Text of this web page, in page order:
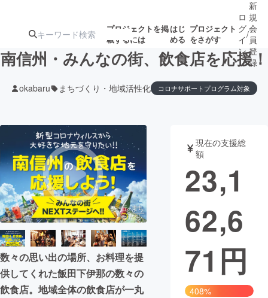
プロジェクトを掲
載するには
はじ
める
プロジェクト
をさがす
アート・写真
テクノロジー・ガジェット ゲーム・サ
映像・映画 書籍・雑誌
ビジネス・起業 チャレンジ
まちづくり・地域活性化
ロ
グ
イ
ン
/
新
規
会
員
登
録
南信州・みんなの街、飲食店を応援！
okabaru まちづくり・地域活性化 コロナサポートプログラム対象
数々の思い出の場所、お料理を提
供してくれた飯田下伊那の数々の
飲食店。地域全体の飲食店が一丸
現在の支援総
額
23,1
62,6
71 円
408%